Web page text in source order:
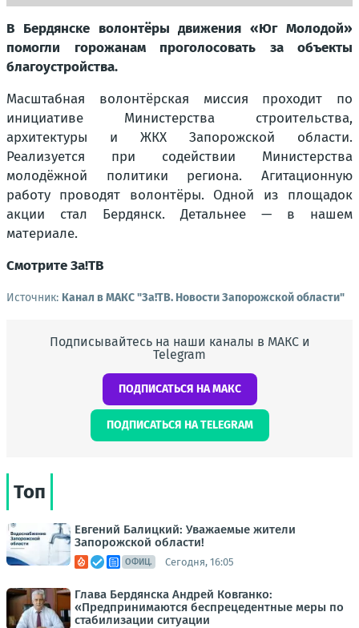
В Бердянске волонтёры движения «Юг Молодой»
помогли горожанам проголосовать за объекты
благоустройства.
Масштабная волонтёрская миссия проходит по
инициативе Министерства строительства,
архитектуры и ЖКХ Запорожской области.
Реализуется при содействии Министерства
молодёжной политики региона. Агитационную
работу проводят волонтёры. Одной из площадок
акции стал Бердянск. Детальнее — в нашем
материале.
Смотрите За!ТВ
Источник: Канал в МАКС "Зa!ТВ. Новости Запорожской области"
Подписывайтесь на наши каналы в МАКС и
Telegram
ПОДПИСАТЬСЯ НА МАКС
ПОДПИСАТЬСЯ НА TELEGRAM
Топ
Евгений Балицкий: Уважаемые жители
Запорожской области!
ОФИЦ. Сегодня, 16:05
Глава Бердянска Андрей Ковганко:
«Предпринимаются беспрецедентные меры по
стабилизации ситуации